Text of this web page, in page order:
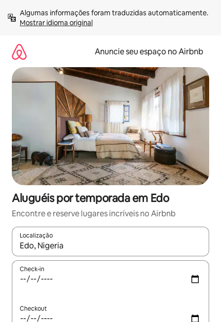
para
Mostrar idioma original
Anuncie seu espaço no Airbnb
Aluguéis por temporada em Edo
Encontre e reserve lugares incríveis no Airbnb
Localização
Quando os resultados estiverem disponíveis, explore-os
Check-in
Checkout